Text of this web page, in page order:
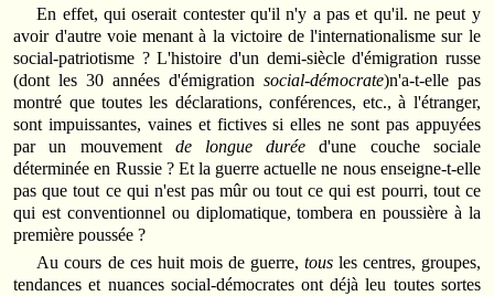
En effet, qui oserait contester qu'il n'y a pas et qu'il. ne peut y
avoir d'autre voie menant à la victoire de l'internationalisme sur le
social‑patriotisme ? L'histoire d'un demi‑siècle d'émigration russe
(dont les 30 années d'émigration social‑démocrate)n'a‑t‑elle pas
montré que toutes les déclarations, conférences, etc., à l'étranger,
sont impuissantes, vaines et fictives si elles ne sont pas appuyées
par un mouvement de longue durée d'une couche sociale
déterminée en Russie ? Et la guerre actuelle ne nous enseigne‑t‑elle
pas que tout ce qui n'est pas mûr ou tout ce qui est pourri, tout ce
qui est conventionnel ou diplomatique, tombera en poussière à la
première poussée ?
Au cours de ces huit mois de guerre, tousles centres, groupes,
tendances et nuances social‑démocrates ont déjà leu toutes sortes